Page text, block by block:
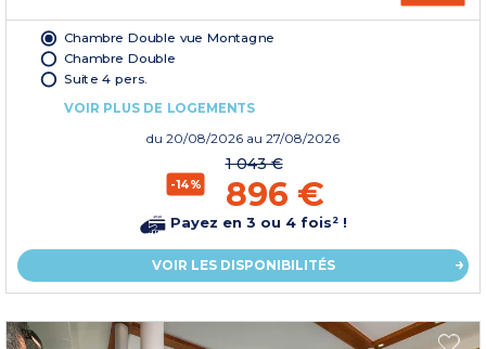
Chambre Double vue Montagne
Chambre Double
Suite 4 pers.
VOIR PLUS DE LOGEMENTS
du 20/08/2026 au 27/08/2026
-14%
1 043 €
896 €
Payez en 3 ou 4 fois² !
VOIR LES DISPONIBILITÉS